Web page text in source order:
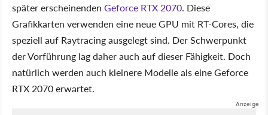
später erscheinenden Geforce RTX 2070. Diese
Grafikkarten verwenden eine neue GPU mit RT-Cores, die
speziell auf Raytracing ausgelegt sind. Der Schwerpunkt
der Vorführung lag daher auch auf dieser Fähigkeit. Doch
natürlich werden auch kleinere Modelle als eine Geforce
RTX 2070 erwartet.